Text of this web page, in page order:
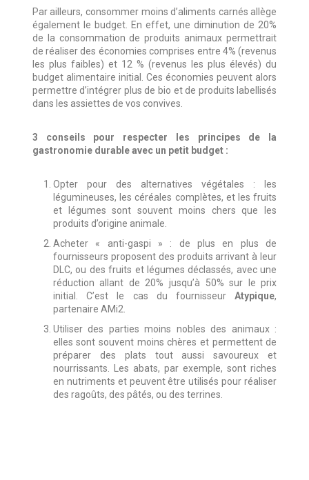
Par ailleurs, consommer moins d’aliments carnés allège
également le budget. En effet, une diminution de 20%
de la consommation de produits animaux permettrait
de réaliser des économies comprises entre 4% (revenus
les plus faibles) et 12 % (revenus les plus élevés) du
budget alimentaire initial. Ces économies peuvent alors
permettre d’intégrer plus de bio et de produits labellisés
dans les assiettes de vos convives.
3 conseils pour respecter les principes de la
gastronomie durable avec un petit budget :
Opter pour des alternatives végétales : les
légumineuses, les céréales complètes, et les fruits
et légumes sont souvent moins chers que les
produits d’origine animale.
Acheter « anti-gaspi » : de plus en plus de
fournisseurs proposent des produits arrivant à leur
DLC, ou des fruits et légumes déclassés, avec une
réduction allant de 20% jusqu’à 50% sur le prix
initial. C’est le cas du fournisseurAtypique,
partenaire AMi2.
Utiliser des parties moins nobles des animaux :
elles sont souvent moins chères et permettent de
préparer des plats tout aussi savoureux et
nourrissants. Les abats, par exemple, sont riches
en nutriments et peuvent être utilisés pour réaliser
des ragoûts, des pâtés, ou des terrines.